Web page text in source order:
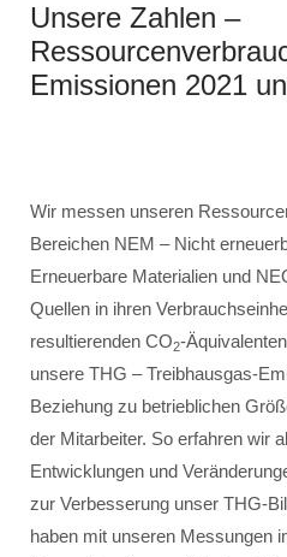
Unsere Zahlen –
Emissionen 2021
Wir messen unseren
Bereichen NEM – Nicht
Erneuerbare Materialien und
Quellen in ihren
resultierenden CO2-
unsere THG – Treibhausgas-
Beziehung zu betrieblichen
der Mitarbeiter. So erfahren wir
Entwicklungen und
zur Verbesserung unser THG-
haben mit unseren Messungen